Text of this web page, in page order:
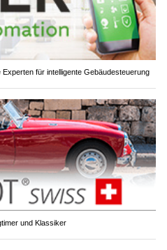
für intelligente Gebäudesteuerung
und Klassiker